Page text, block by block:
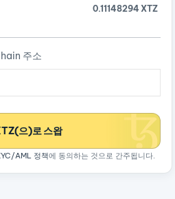
0.11148294 XTZ
주소
으)로 스왑
AML 정책에 동의하는 것으로 간주됩니다.